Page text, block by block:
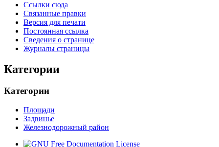
Ссылки сюда
Связанные правки
Версия для печати
Постоянная ссылка
Сведения о странице
Журналы страницы
Категории
Категории
Площади
Задвинье
Железнодорожный район